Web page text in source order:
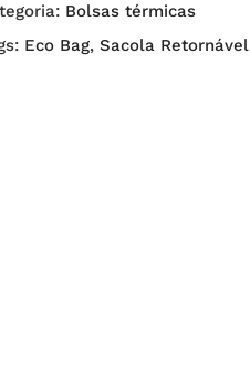
Bolsas térmicas
Eco Bag, Sacola Retornável